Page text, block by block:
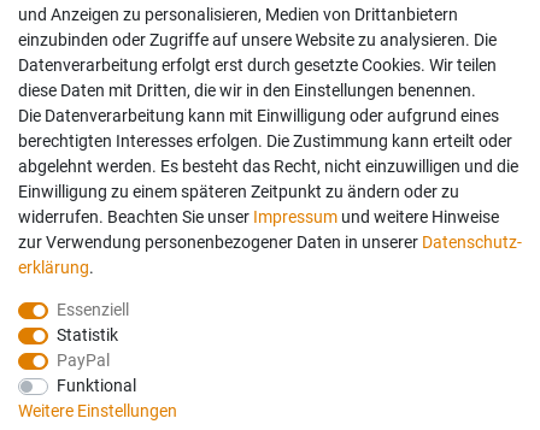
Folgen Sie uns auch auf:
und Anzeigen zu personalisieren, Medien von Drittanbietern
einzubinden oder Zugriffe auf unsere Website zu analysieren. Die
Datenverarbeitung erfolgt erst durch gesetzte Cookies. Wir teilen
diese Daten mit Dritten, die wir in den Einstellungen benennen.
Die Datenverarbeitung kann mit Einwilligung oder aufgrund eines
berechtigten Interesses erfolgen. Die Zustimmung kann erteilt oder
abgelehnt werden. Es besteht das Recht, nicht einzuwilligen und die
Einwilligung zu einem späteren Zeitpunkt zu ändern oder zu
widerrufen. Beachten Sie unser Impressum und weitere Hinweise
zur Verwendung personenbezogener Daten in unserer Daten­schutz­
erklärung.
Essenziell
Statistik
PayPal
Funktional
Weitere Einstellungen